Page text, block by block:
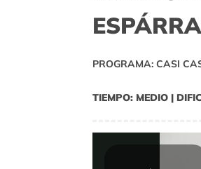
PROGRAMA: CASI
TIEMPO: MEDIO |